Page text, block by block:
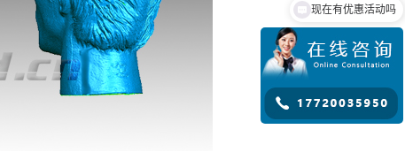
可以介绍下你们的产品么
现在有优惠活动吗